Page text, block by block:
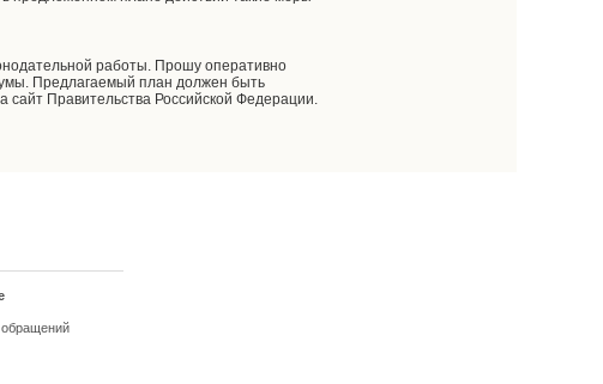
работы. Прошу оперативно
Предлагаемый план должен быть
Правительства Российской Федерации.